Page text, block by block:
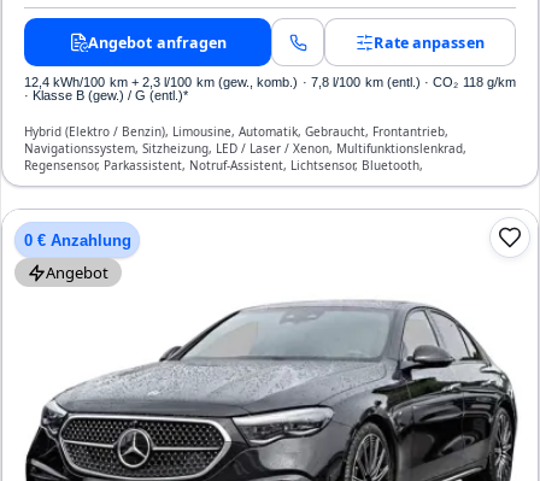
Angebot anfragen Rate anpassen
12,4 kWh/100 km + 2,3 l/100 km (gew., komb.) · 7,8 l/100 km (entl.) · CO₂ 118 g/km
· Klasse B (gew.) / G (entl.)*
Hybrid (Elektro / Benzin), Limousine, Automatik, Gebraucht, Frontantrieb,
Navigationssystem, Sitzheizung, LED / Laser / Xenon, Multifunktionslenkrad,
Regensensor, Parkassistent, Notruf-Assistent, Lichtsensor, Bluetooth,
Freisprecheinrichtung, Verkehrszeichen-Erkennung, ESP, ABS, Klimaautomatik,
0 € Anzahlung
Angebot